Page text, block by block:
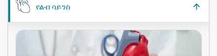
የልብ ሳይንስ